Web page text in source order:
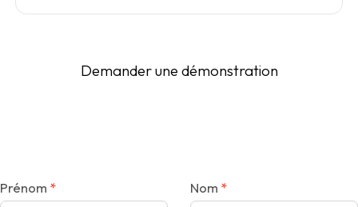
Demander une démonstration
Prénom Nom